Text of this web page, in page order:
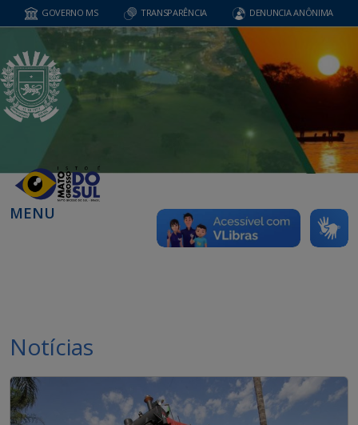
GOVERNO MS TRANSPARÊNCIA DENUNCIA ANÔNIMA
MENU
Notícias